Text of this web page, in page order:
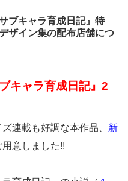
ブキャラ育成日記』特
ザイン集の配布店舗につ
キャラ育成日記』2
連載も好調な本作品、 新
用意しました!!